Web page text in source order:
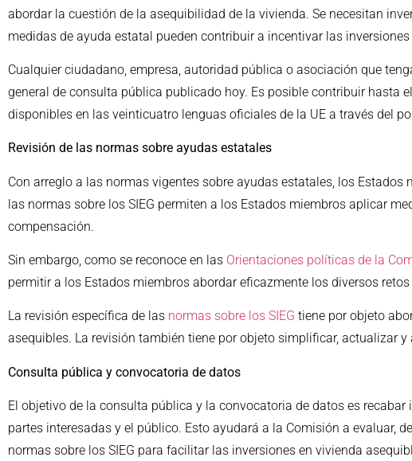
abordar la cuestión de la asequibilidad de la vivienda. Se necesitan
medidas de ayuda estatal pueden contribuir a incentivar las inversiones
Cualquier ciudadano, empresa, autoridad pública o asociación que
general de consulta pública publicado hoy. Es posible contribuir hasta
disponibles en las veinticuatro lenguas oficiales de la UE a través del
Revisión de las normas sobre ayudas estatales
Con arreglo a las normas vigentes sobre ayudas estatales, los
las normas sobre los SIEG permiten a los Estados miembros aplicar
compensación.
Sin embargo, como se reconoce en las Orientaciones políticas de la
permitir a los Estados miembros abordar eficazmente los diversos
La revisión específica de las normas sobre los SIEG tiene por objeto
asequibles. La revisión también tiene por objeto simplificar, actualizar
Consulta pública y convocatoria de datos
El objetivo de la consulta pública y la convocatoria de datos es
partes interesadas y el público. Esto ayudará a la Comisión a evaluar,
normas sobre los SIEG para facilitar las inversiones en vivienda